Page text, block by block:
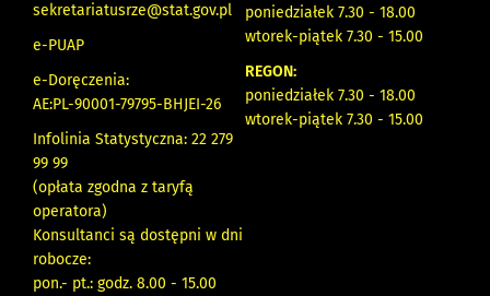
sekretariatusrze@stat.gov.pl
e-PUAP
e-Doręczenia:
AE:PL-90001-79795-BHJEI-26
Infolinia Statystyczna: 22 279
99 99
(opłata zgodna z taryfą
operatora)
Konsultanci są dostępni w dni
robocze:
pon.- pt.: godz. 8.00 - 15.00
poniedziałek 7.30 - 18.00
wtorek-piątek 7.30 - 15.00
REGON:
poniedziałek 7.30 - 18.00
wtorek-piątek 7.30 - 15.00